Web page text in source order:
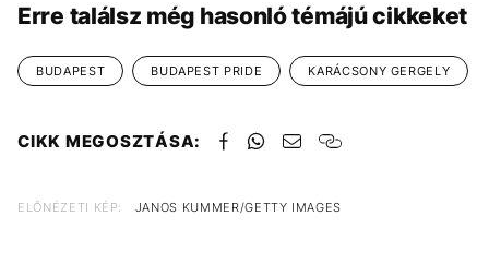
Erre találsz még hasonló témájú cikkeket
BUDAPEST BUDAPEST PRIDE KARÁCSONY GERGELY
CIKK MEGOSZTÁSA:
ELŐNÉZETI KÉP: JANOS KUMMER/GETTY IMAGES